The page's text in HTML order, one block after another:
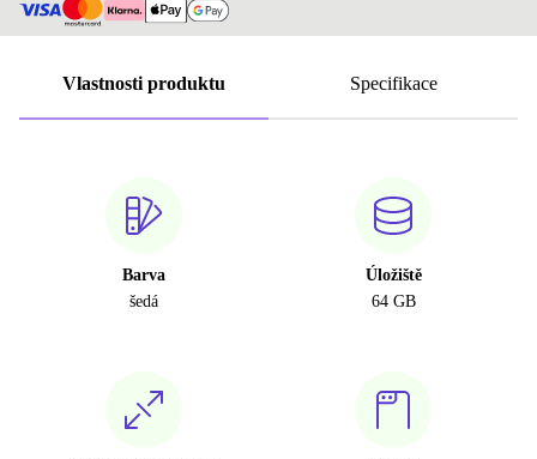
Vlastnosti produktu Specifikace
Barva
šedá
Úložiště
64 GB